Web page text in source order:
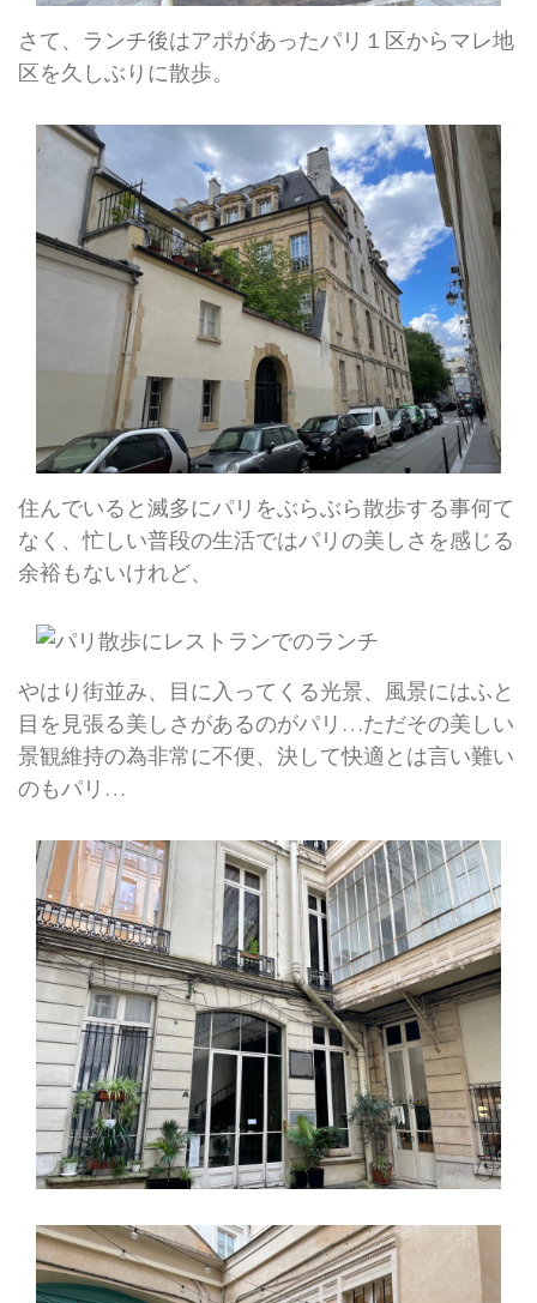
さて、ランチ後はアポがあったパリ１区からマレ地
区を久しぶりに散歩。
住んでいると滅多にパリをぶらぶら散歩する事何て
なく、忙しい普段の生活ではパリの美しさを感じる
余裕もないけれど、
やはり街並み、目に入ってくる光景、風景にはふと
目を見張る美しさがあるのがパリ…ただその美しい
景観維持の為非常に不便、決して快適とは言い難い
のもパリ…